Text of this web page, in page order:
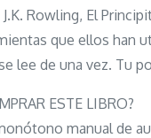
Rowling, El
que ellos han
lee de una vez. Tu
ESTE LIBRO?
manual de